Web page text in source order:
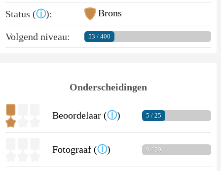
Status (ⓘ): Brons
Volgend niveau: 53 / 400
Onderscheidingen
Beoordelaar (ⓘ) 5 / 25
Fotograaf (ⓘ) 0 / 30